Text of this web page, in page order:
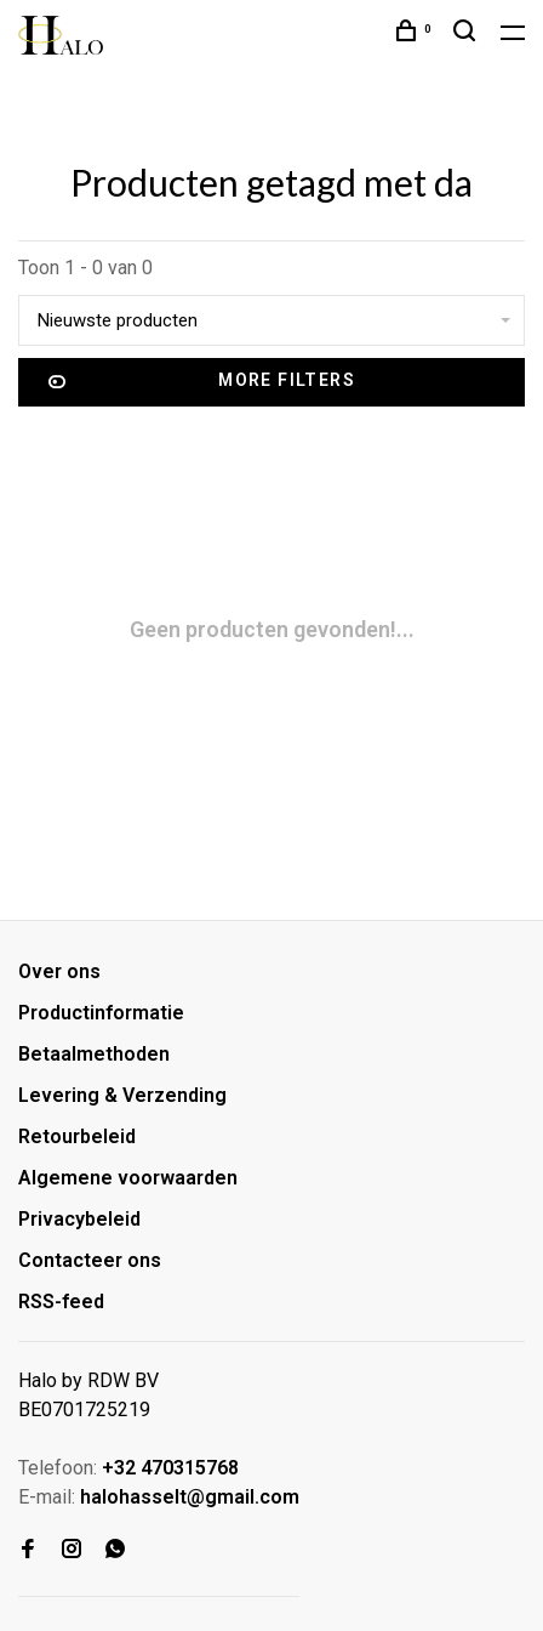
0
Producten getagd met da
Toon 1 - 0 van 0
Nieuwste producten
MORE FILTERS
Geen producten gevonden!...
Over ons
Productinformatie
Betaalmethoden
Levering & Verzending
Retourbeleid
Algemene voorwaarden
Privacybeleid
Contacteer ons
RSS-feed
Halo by RDW BV
BE0701725219
Telefoon: +32 470315768
E-mail: halohasselt@gmail.com